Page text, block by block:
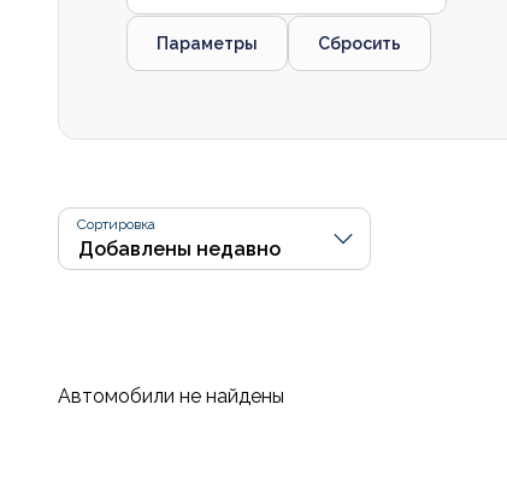
Параметры Сбросить
Сортировка
Автомобили не найдены